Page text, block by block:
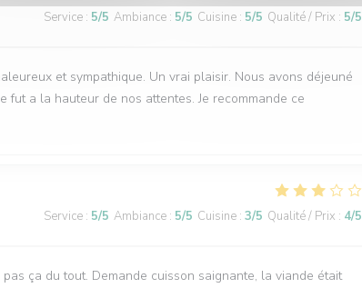
Service : 5/5 Ambiance : 5/5 Cuisine : 5/5 Qualité / Prix : 5/5
et sympathique. Un vrai plaisir. Nous avons déjeuné
a la hauteur de nos attentes. Je recommande ce
Service : 5/5 Ambiance : 5/5 Cuisine : 3/5 Qualité / Prix : 4/5
ça du tout. Demande cuisson saignante, la viande était